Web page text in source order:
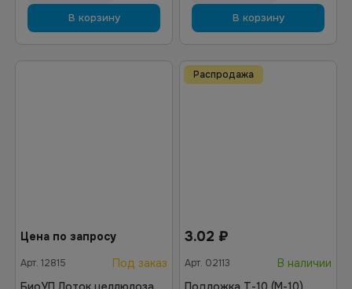
В корзину В корзину
Цена по запросу
Арт. 12815
Под заказ
Распродажа
3.02 ₽
Арт. 02113
В наличии